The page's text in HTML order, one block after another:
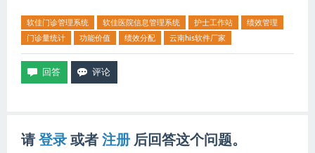
软佳门诊管理系统 软佳医院信息管理系统 护士工作站
绩效管理
门诊量统计
功能价值 绩效分配 云南his软件厂家
请登录 或者 注册 后回答这个问题。